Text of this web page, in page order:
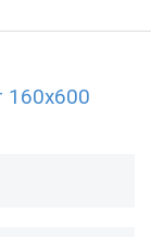
160x600